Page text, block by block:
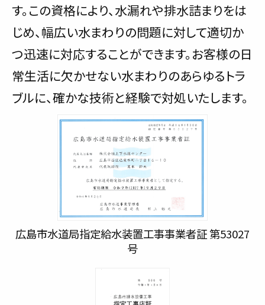
す。この資格により、水漏れや排水詰まりをは
じめ、幅広い水まわりの問題に対して適切か
つ迅速に対応することができます。お客様の日
常生活に欠かせない水まわりのあらゆるトラ
ブルに、確かな技術と経験で対処いたします。
広島市水道局指定給水装置工事事業者証 第53027
号